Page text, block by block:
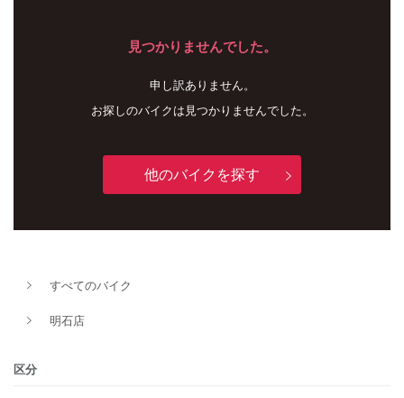
見つかりませんでした。
申し訳ありません。
お探しのバイクは見つかりませんでした。
他のバイクを探す
すべてのバイク
明石店
区分
新車
タイプ